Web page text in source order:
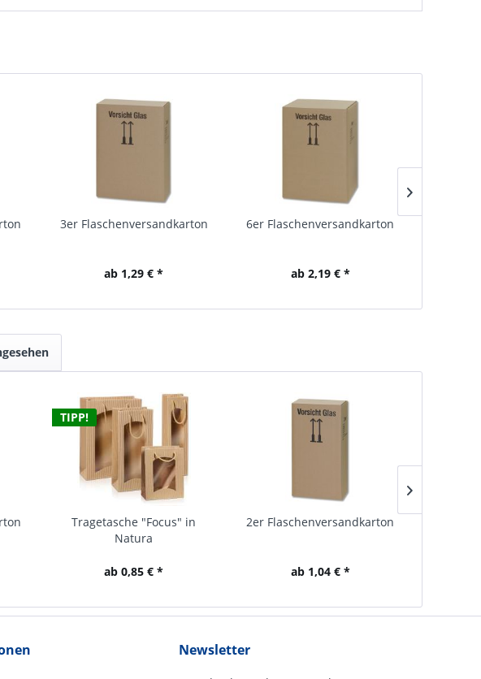
3er Flaschenversandkarton
ab 1,29 € *
6er Flaschenversandkarton
ab 2,19 € *
TIPP!
Tragetasche "Focus" in
Natura
ab 0,85 € *
2er Flaschenversandkarton
ab 1,04 € *
Newsletter